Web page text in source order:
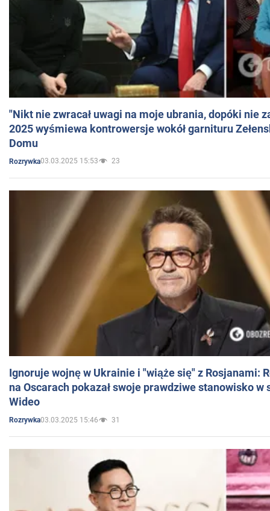
"Nikt nie zwracał uwagi na moje ubrania, dopóki nie
2025 wyśmiewa kontrowersje wokół garnituru
Domu
Rozrywka03.03.2025 15:53 23
Ignoruje wojnę w Ukrainie i "wiąże się" z Rosjanami:
na Oscarach pokazał swoje prawdziwe stanowisko w
Wideo
Rozrywka03.03.2025 15:46 31